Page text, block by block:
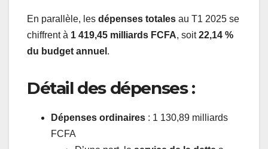
En parallèle, les dépenses totales au T1 2025 se
chiffrent à 1 419,45 milliards FCFA, soit22,14 %
du budget annuel .
Détail des dépenses :
Dépenses ordinaires : 1 130,89 milliards
FCFA